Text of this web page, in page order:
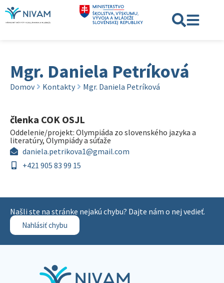
Mgr. Daniela Petríková
Domov Kontakty Mgr. Daniela Petríková
členka COK OSJL
Oddelenie/projekt: Olympiáda zo slovenského jazyka a
literatúry, Olympiády a súťaže
daniela.petrikova1@gmail.com
+421 905 83 99 15
Našli ste na stránke nejakú chybu? Dajte nám o nej vedieť.
Nahlásiť chybu